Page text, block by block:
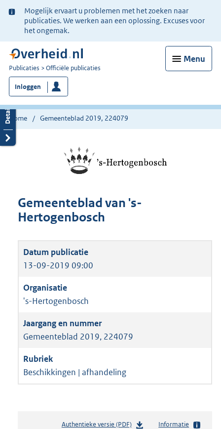
Ter
informatie:
Mogelijk ervaart u problemen met het zoeken naar
publicaties. We werken aan een oplossing. Excuses voor
het ongemak.
Menu
U
bent
nu
hier:
Publicaties Officiële publicaties
Inloggen
Home Gemeenteblad 2019, 224079
Gemeenteblad van 's-
Hertogenbosch
13-09-2019 09:00
's-Hertogenbosch
Gemeenteblad 2019, 224079
Beschikkingen | afhandeling
Authentieke versie (PDF)b
Informatie